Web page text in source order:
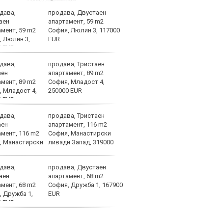
продава, Двустаен
апартамент, 59 m2
София, Люлин 3, 117000
EUR
продава, Тристаен
апартамент, 89 m2
София, Младост 4,
250000 EUR
продава, Тристаен
апартамент, 116 m2
София, Манастирски
ливади Запад, 319000
продава, Двустаен
апартамент, 68 m2
София, Дружба 1, 167900
EUR